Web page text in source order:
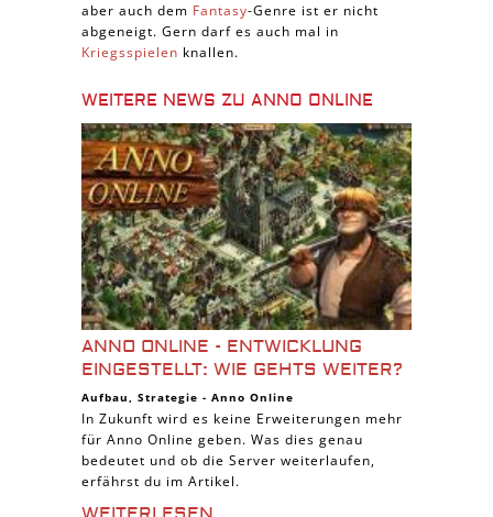
aber auch dem Fantasy-Genre ist er nicht
abgeneigt. Gern darf es auch mal in
Kriegsspielen knallen.
WEITERE NEWS ZU ANNO ONLINE
ANNO ONLINE - ENTWICKLUNG
EINGESTELLT: WIE GEHTS WEITER?
Aufbau, Strategie - Anno Online
In Zukunft wird es keine Erweiterungen mehr
für Anno Online geben. Was dies genau
bedeutet und ob die Server weiterlaufen,
erfährst du im Artikel.